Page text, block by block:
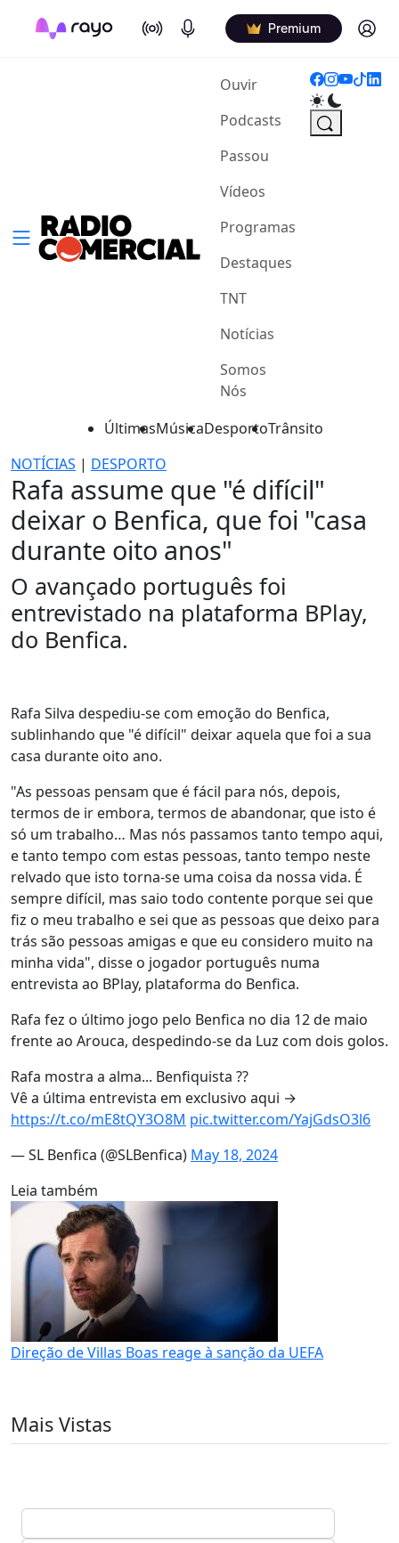
On Air Podcasts Premium Log in
Ouvir(current)
Podcasts
Passou
Vídeos
Programas
Destaques
TNT
Notícias
Somos
Nós
ÚltimasMúsicaDesportoTrânsito
NOTÍCIAS | DESPORTO
Rafa assume que "é difícil"
deixar o Benfica, que foi "casa
durante oito anos"
O avançado português foi
entrevistado na plataforma BPlay,
do Benfica.
Rafa Silva despediu-se com emoção do Benfica,
sublinhando que "é difícil" deixar aquela que foi a sua
casa durante oito ano.
"As pessoas pensam que é fácil para nós, depois,
termos de ir embora, termos de abandonar, que isto é
só um trabalho… Mas nós passamos tanto tempo aqui,
e tanto tempo com estas pessoas, tanto tempo neste
relvado que isto torna-se uma coisa da nossa vida. É
sempre difícil, mas saio todo contente porque sei que
fiz o meu trabalho e sei que as pessoas que deixo para
trás são pessoas amigas e que eu considero muito na
minha vida", disse o jogador português numa
entrevista ao BPlay, plataforma do Benfica.
Rafa fez o último jogo pelo Benfica no dia 12 de maio
frente ao Arouca, despedindo-se da Luz com dois golos.
Rafa mostra a alma... Benfiquista ??
Vê a última entrevista em exclusivo aqui →
https://t.co/mE8tQY3O8M pic.twitter.com/YajGdsO3l6
— SL Benfica (@SLBenfica) May 18, 2024
Leia também
Direção de Villas Boas reage à sanção da UEFA
Mais Vistas